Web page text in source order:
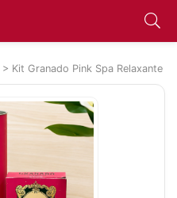
> Kit Granado Pink Spa Relaxante